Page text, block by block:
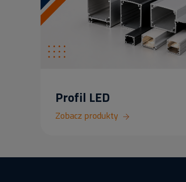
Profil LED
Zobacz produkty